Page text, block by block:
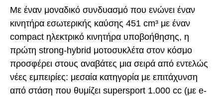
Με έναν μοναδικό συνδυασμό που ενώνει έναν
κινητήρα εσωτερικής καύσης 451 cm³ με έναν
compact ηλεκτρικό κινητήρα υποβοήθησης, η
πρώτη strong-hybrid μοτοσυκλέτα στον κόσμο
προσφέρει στους αναβάτες μια σειρά από εντελώς
νέες εμπειρίες: μεσαία κατηγορία με επιτάχυνση
από στάση που θυμίζει supersport 1.000 cc (με e-